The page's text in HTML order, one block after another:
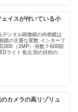
イスが付いている小
デジタル顕微鏡の内視鏡は
鏡の主要な変数: インターフ
（2MP） 倍数:1-600回
ライト 焦点:別の目的の間
カメラの高リゾリュ